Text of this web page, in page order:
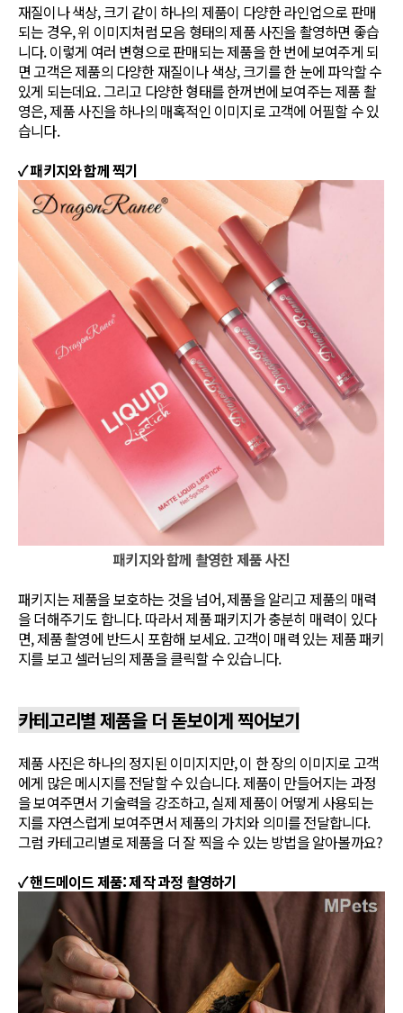
재질이나 색상, 크기 같이 하나의 제품이 다양한 라인업으로 판매
되는 경우, 위 이미지처럼 모음 형태의 제품 사진을 촬영하면 좋습
니다. 이렇게 여러 변형으로 판매되는 제품을 한 번에 보여주게 되
면 고객은 제품의 다양한 재질이나 색상, 크기를 한 눈에 파악할 수
있게 되는데요. 그리고 다양한 형태를 한꺼번에 보여주는 제품 촬
영은, 제품 사진을 하나의 매혹적인 이미지로 고객에 어필할 수 있
습니다.
✓ 패키지와 함께 찍기
패키지와 함께 촬영한 제품 사진
패키지는 제품을 보호하는 것을 넘어, 제품을 알리고 제품의 매력
을 더해주기도 합니다. 따라서 제품 패키지가 충분히 매력이 있다
면, 제품 촬영에 반드시 포함​해 보세요. 고객이 매력 있는 제품 패키
지를 보고 셀러님의 제품을 클릭할 수 있습니다.
카테고리별 제품을 더 돋보이게 찍어보기
제품 사진은 하나의 정지된 이미지지만, 이 한 장의 이미지로 고객
에게 많은 메시지를 전달할 수 있습니다. 제품이 만들어지는 과정
을 보여주면서 기술력을 강조하고, 실제 제품이 어떻게 사용되는
지를 자연스럽게 보여주면서 제품의 가치와 의미를 전달합니다.
그럼 카테고리별로 제품을 더 잘 찍을 수 있는 방법을 알아볼까요?
✓ 핸드메이드 제품: 제작 과정 촬영하기